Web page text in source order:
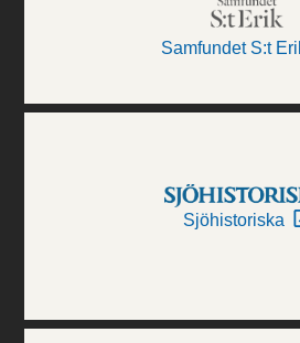
Samfundet S:t
Sjöhistoriska